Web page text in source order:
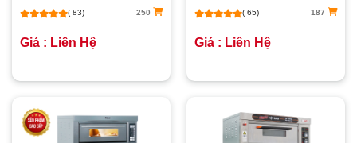
( 83) 250
Giá : Liên Hệ
( 65) 187
Giá : Liên Hệ